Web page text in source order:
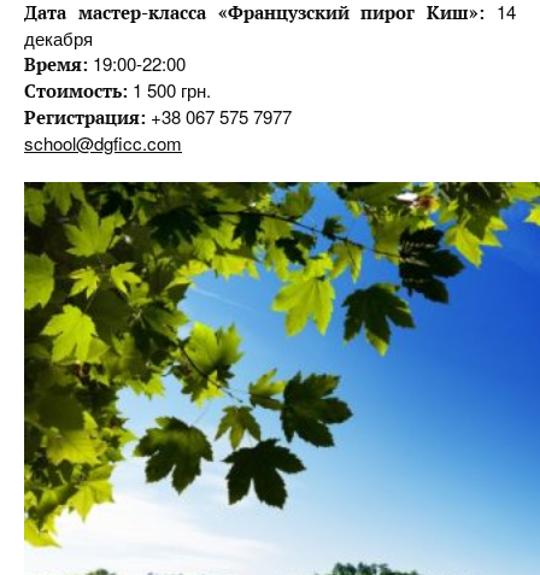
Дата мастер-класса «Французский пирог Киш»: 14
декабря
Время: 19:00-22:00
Стоимость: 1 500 грн.
Регистрация: +38 067 575 7977
school@dgficc.com